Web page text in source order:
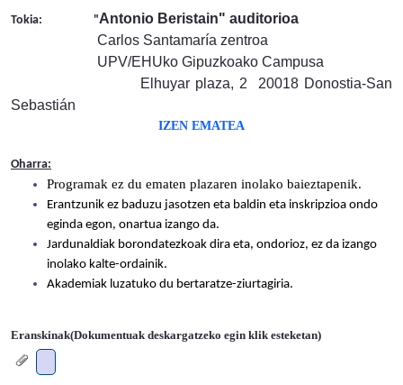
Tokia: "Antonio Beristain" auditorioa
Carlos Santamaría zentroa
UPV/EHUko Gipuzkoako Campusa
Elhuyar plaza, 2 20018 Donostia-San
Sebastián
IZEN EMATEA
Oharra:
Programak ez du ematen plazaren inolako baieztapenik.
Erantzunik ez baduzu jasotzen eta baldin eta inskripzioa ondo
eginda egon, onartua izango da.
Jardunaldiak borondatezkoak dira eta, ondorioz, ez da izango
inolako kalte-ordainik.
Akademiak luzatuko du bertaratze-ziurtagiria.
Eranskinak(Dokumentuak deskargatzeko egin klik esteketan)